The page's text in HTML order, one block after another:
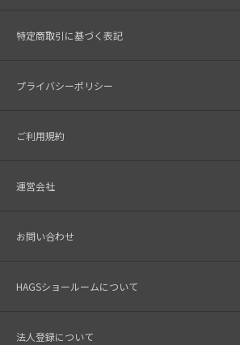
特定商取引に基づく表記
プライバシーポリシー
ご利用規約
運営会社
お問い合わせ
HAGSショールームについて
法人登録について